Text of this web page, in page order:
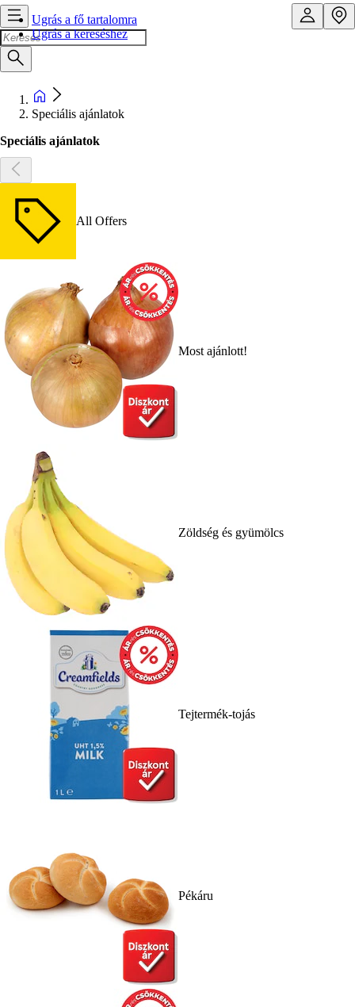
Ugrás a fő tartalomra
Ugrás a kereséshez
Speciális ajánlatok
Speciális ajánlatok
All Offers
Most ajánlott!
Zöldség és gyümölcs
Tejtermék-tojás
Pékáru